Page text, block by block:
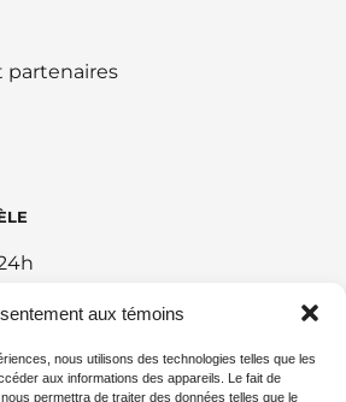
aux témoins
nous utilisons des technologies telles que les
aux informations des appareils. Le fait de
permettra de traiter des données telles que le
partenaires
du portail
ligne